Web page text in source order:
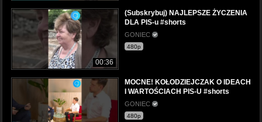
00:36
(Subskrybuj) NAJLEPSZE ŻYCZENIA
DLA PIS-u #shorts
GONIEC
480p
MOCNE! KOŁODZIEJCZAK O IDEACH
I WARTOŚCIACH PIS-U #shorts
GONIEC
480p